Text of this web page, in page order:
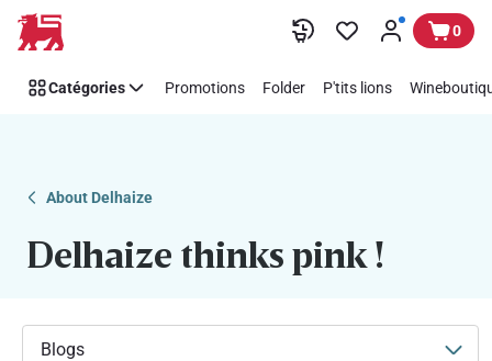
Passer
Soutenez
facilement
Pink
0
Catégories Promotions Folder P'tits lions
About Delhaize
Delhaize thinks pink !
Blogs